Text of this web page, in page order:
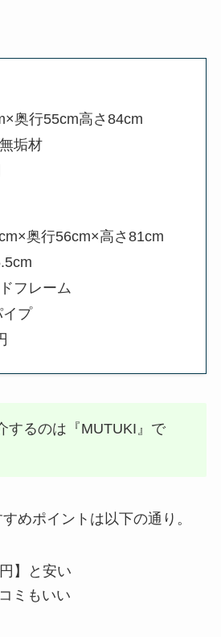
奥行55cm高さ84cm
垢材
奥行56cm×高さ81cm
フレーム
イプ
するのは『MUTUKI』で
めポイントは以下の通り。
】と安い
ミもいい